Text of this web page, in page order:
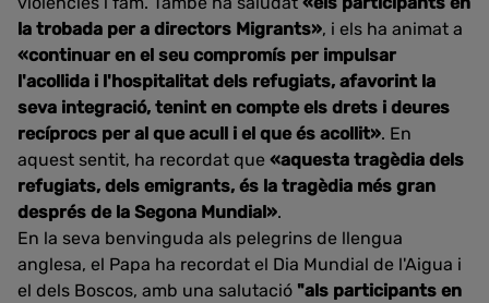
la trobada per a directors Migrants», i els ha animat a
«continuar en el seu compromís per impulsar
l'acollida i l'hospitalitat dels refugiats, afavorint la
seva integració, tenint en compte els drets i deures
recíprocs per al que acull i el que és acollit». En
aquest sentit, ha recordat que «aquesta tragèdia dels
refugiats, dels emigrants, és la tragèdia més gran
després de la Segona Mundial».
En la seva benvinguda als pelegrins de llengua
anglesa, el Papa ha recordat el Dia Mundial de l'Aigua i
el dels Boscos, amb una salutació "als participants en